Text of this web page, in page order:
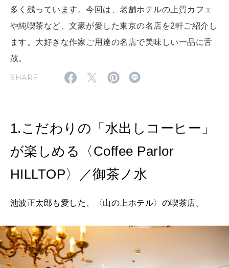
CULTURE
MAGAZINE
特集
2026年9月号「北海道 おいしく遊ぶ、夏のご褒美旅。」
2026年8月号『お茶の時間です。』
2026年7月号「鎌倉 ローカルが 教えてくれた 本当の歩き方。」
2026年6月号「大銀座 トレンドが生まれる 新しい一流店へ。」
MAGAZINE MOOK
多く残っています。今回は、老舗ホテルの上質カフェ
や純喫茶など、文豪が愛した東京の名店を2軒ご紹介し
ます。大好きな作家ご用達の名店で美味しい一品に舌
鼓。
SHARE
1.こだわりの「水出しコーヒー」
が楽しめる〈Coffee Parlor
HILLTOP〉／御茶ノ水
池波正太郎も愛した、〈山の上ホテル〉の喫茶店。